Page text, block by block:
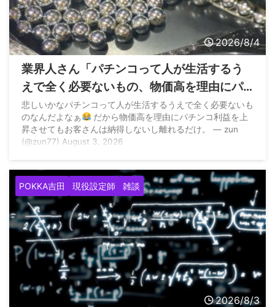
2026/8/4
業界人さん「パチンコって人が生活するう
えで全く必要ないもの、物価高を理由にパ
チンコ利益を上昇させてもお客さんは納得
しないし離れるだけ」
悲しいかなパチンコって人が生活するうえで全く必要ないも
のなんだよなぁ
だから物価高を理由にパチンコ利益を上
昇させてもお客さんは納得しないし離れるだけ。 — zun
(@zun77) August 3, 2026
POKKA吉田 現役設定師 雑談
2026/8/3